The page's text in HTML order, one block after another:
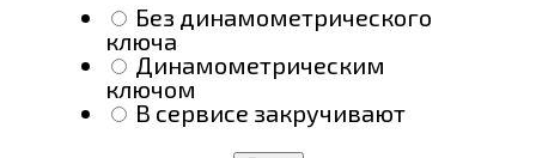
Без динамометрического
ключа
Динамометрическим
ключом
В сервисе закручивают